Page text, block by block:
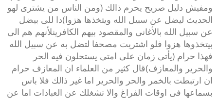
ومفيش دليل صريح يحرم ذالك (ومن الناس من يشترى لهو
الحديث ليضل عن سبيل الله ويتخذها هزوا)دا للى بيضل
عن سبيل الله بالأغانى والمقصود بيهم الكافرينلأنهم هم الى
بيتخذوها هزوا فلو اشتريت مصحفا لتضل به عن سبيل الله
فهذا حرام (يأتى زمان على امتى يستحلون فيه الحر
والحرير والمعازف)قال كثير من العلماء ان المعازف حرام
ان ارتبطت بالخمر والحر والحرير اما غير ذالك فلا باس
بسماعها فى اوقات الفراغ والا تشغلك عن العبادات اما عن